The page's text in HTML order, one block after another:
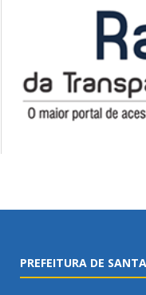
PREFEITURA DE